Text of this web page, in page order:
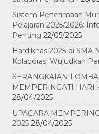
Sistem Penerimaan
Pelajaran 2025/2026:
Penting 22/05/2025
Hardiknas 2025 di SMA
Kolaborasi Wujudkan
SERANGKAIAN
MEMPERINGATI HARI
28/04/2025
UPACARA
2025 28/04/2025